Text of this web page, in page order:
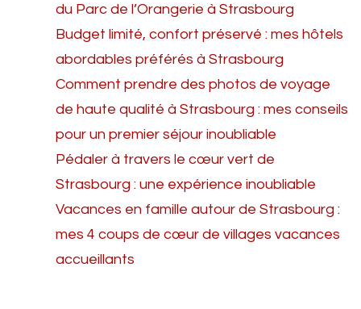
du Parc de l’Orangerie à Strasbourg
Budget limité, confort préservé : mes hôtels
abordables préférés à Strasbourg
Comment prendre des photos de voyage
de haute qualité à Strasbourg : mes conseils
pour un premier séjour inoubliable
Pédaler à travers le cœur vert de
Strasbourg : une expérience inoubliable
Vacances en famille autour de Strasbourg :
mes 4 coups de cœur de villages vacances
accueillants